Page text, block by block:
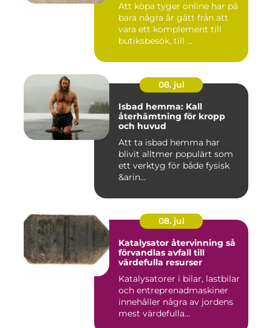
Att köpa tyger online har på
bara några år gått från att
vara ett komplement till
butiksbesök, till ...
08. jul
Isbad hemma: Kall
återhämtning för kropp
och huvud
Att ta isbad hemma har
blivit alltmer populärt som
ett verktyg för både fysisk
&arin...
08. jul
Katalysator återvinning så
förvandlas avfall till
värdefulla resurser
Katalysatorer i bilar, lastbilar
och entreprenadmaskiner
innehåller några av jordens
mest värdefulla...